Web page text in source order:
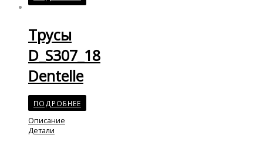
Трусы
D_S307_18
Dentelle
ПОДРОБНЕЕ
Описание
Детали